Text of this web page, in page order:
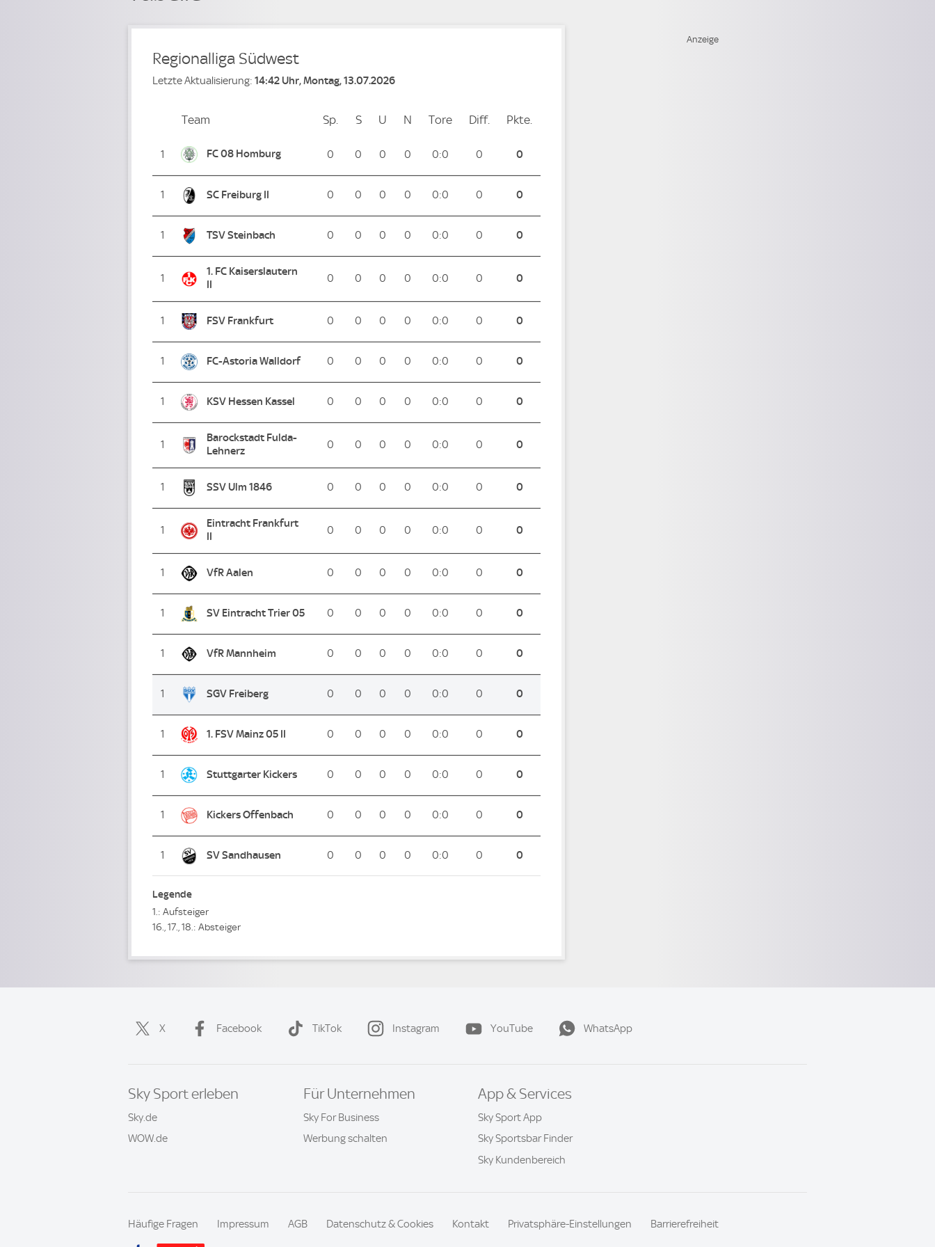
Regionalliga Südwest
Letzte Aktualisierung: 14:42 Uhr, Montag, 13.07.2026
PlatzTeam Sp. Spiele
SSiege
U Unentschieden
N Niederlagen
Tore ToreDiff. Differenz
Pkte.
1 FC 08 Homburg 0 0 0 0 0:0 0 0
1 SC Freiburg II 0 0 0 0 0:0 0 0
1 TSV Steinbach 0 0 0 0 0:0 0 0
1
1. FC Kaiserslautern
II
0 0 0 0 0:0 0 0
1 FSV Frankfurt 0 0 0 0 0:0 0 0
1 FC-Astoria Walldorf 0 0 0 0 0:0 0 0
1 KSV Hessen Kassel 0 0 0 0 0:0 0 0
1
Barockstadt Fulda-
Lehnerz
0 0 0 0 0:0 0 0
1 SSV Ulm 1846 0 0 0 0 0:0 0 0
1
Eintracht Frankfurt
II
0 0 0 0 0:0 0 0
1 VfR Aalen 0 0 0 0 0:0 0 0
1 SV Eintracht Trier 05 0 0 0 0 0:0 0 0
1 VfR Mannheim 0 0 0 0 0:0 0 0
1 SGV Freiberg 0 0 0 0 0:0 0 0
1 1. FSV Mainz 05 II 0 0 0 0 0:0 0 0
1 Stuttgarter Kickers 0 0 0 0 0:0 0 0
1 Kickers Offenbach 0 0 0 0 0:0 0 0
1 SV Sandhausen 0 0 0 0 0:0 0 0
Legende
1.: Aufsteiger
16., 17., 18.: Absteiger
X Facebook TikTok Instagram YouTube WhatsApp
Sky Sport erleben
Sky.de
WOW.de
Für Unternehmen
Sky For Business
Werbung schalten
App & Services
Sky Sport App
Sky Sportsbar Finder
Sky Kundenbereich
Häufige Fragen Impressum AGB Datenschutz & Cookies Kontakt Privatsphäre-Einstellungen Barrierefreiheit